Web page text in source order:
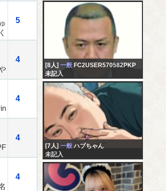
5
く
4
4
4
4
[8人] 一般 FC2USER570582PKP
未記入
[7人] 一般 ハブちゃん
未記入